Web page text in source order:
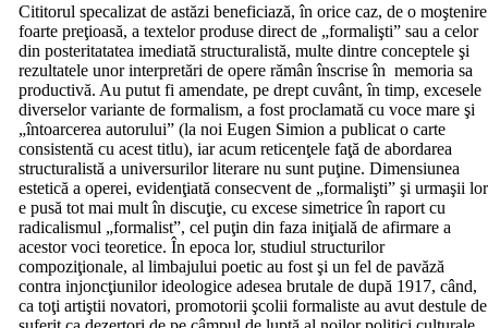
Cititorul specalizat de astăzi beneficiază, în orice caz, de o moştenire
foarte preţioasă, a textelor produse direct de „formalişti” sau a celor
din posteritatatea imediată structuralistă, multe dintre conceptele şi
rezultatele unor interpretări de opere rămân înscrise în memoria sa
productivă. Au putut fi amendate, pe drept cuvânt, în timp, excesele
diverselor variante de formalism, a fost proclamată cu voce mare şi
„întoarcerea autorului” (la noi Eugen Simion a publicat o carte
consistentă cu acest titlu), iar acum reticenţele faţă de abordarea
structuralistă a universurilor literare nu sunt puţine. Dimensiunea
estetică a operei, evidenţiată consecvent de „formalişti” şi urmaşii lor
e pusă tot mai mult în discuţie, cu excese simetrice în raport cu
radicalismul „formalist”, cel puţin din faza iniţială de afirmare a
acestor voci teoretice. În epoca lor, studiul structurilor
compoziţionale, al limbajului poetic au fost şi un fel de pavăză
contra injoncţiunilor ideologice adesea brutale de după 1917, când,
ca toţi artiştii novatori, promotorii şcolii formaliste au avut destule de